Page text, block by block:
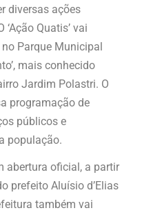
diversas ações
Quatis’ vai
Parque Municipal
mais conhecido
Jardim Polastri. O
programação de
públicos e
população.
abertura oficial, a partir
prefeito Aluísio d’Elias
também vai